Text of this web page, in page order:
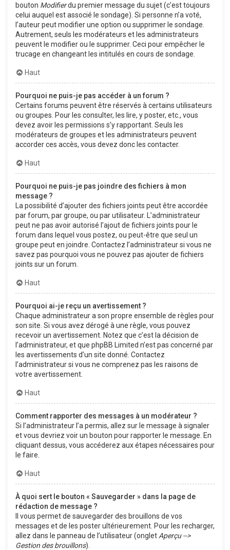
bouton Modifierdu premier message du sujet (c’est toujours
celui auquel est associé le sondage). Si personne n’a voté,
l’auteur peut modifier une option ou supprimer le sondage.
Autrement, seuls les modérateurs et les administrateurs
peuvent le modifier ou le supprimer. Ceci pour empêcher le
trucage en changeant les intitulés en cours de sondage.
Haut
Pourquoi ne puis-je pas accéder à un forum ?
Certains forums peuvent être réservés à certains utilisateurs
ou groupes. Pour les consulter, les lire, y poster, etc., vous
devez avoir les permissions s’y rapportant. Seuls les
modérateurs de groupes et les administrateurs peuvent
accorder ces accès, vous devez donc les contacter.
Haut
Pourquoi ne puis-je pas joindre des fichiers à mon
message ?
La possibilité d’ajouter des fichiers joints peut être accordée
par forum, par groupe, ou par utilisateur. L’administrateur
peut ne pas avoir autorisé l’ajout de fichiers joints pour le
forum dans lequel vous postez, ou peut-être que seul un
groupe peut en joindre. Contactez l’administrateur si vous ne
savez pas pourquoi vous ne pouvez pas ajouter de fichiers
joints sur un forum.
Haut
Pourquoi ai-je reçu un avertissement ?
Chaque administrateur a son propre ensemble de règles pour
son site. Si vous avez dérogé à une règle, vous pouvez
recevoir un avertissement. Notez que c’est la décision de
l’administrateur, et que phpBB Limited n’est pas concerné par
les avertissements d’un site donné. Contactez
l’administrateur si vous ne comprenez pas les raisons de
votre avertissement.
Haut
Comment rapporter des messages à un modérateur ?
Si l’administrateur l’a permis, allez sur le message à signaler
et vous devriez voir un bouton pour rapporter le message. En
cliquant dessus, vous accéderez aux étapes nécessaires pour
le faire.
Haut
À quoi sert le bouton « Sauvegarder » dans la page de
rédaction de message ?
Il vous permet de sauvegarder des brouillons de vos
messages et de les poster ultérieurement. Pour les recharger,
allez dans le panneau de l’utilisateur (onglet Aperçu -->
Gestion des brouillons).